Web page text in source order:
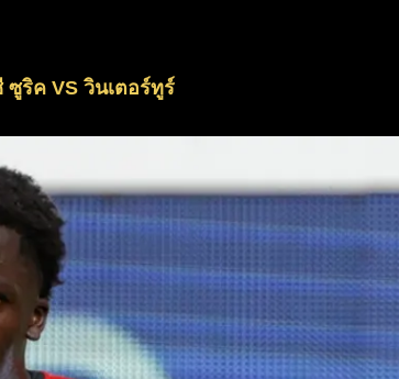
ซูริค VS วินเตอร์ทูร์